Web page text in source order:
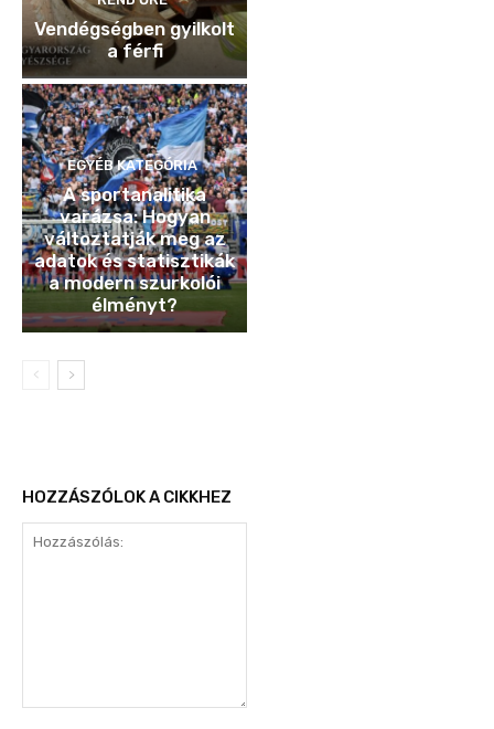
Vendégségben gyilkolt
a férfi
EGYÉB KATEGÓRIA
A sportanalitika
varázsa: Hogyan
változtatják meg az
adatok és statisztikák
a modern szurkolói
élményt?
HOZZÁSZÓLOK A CIKKHEZ